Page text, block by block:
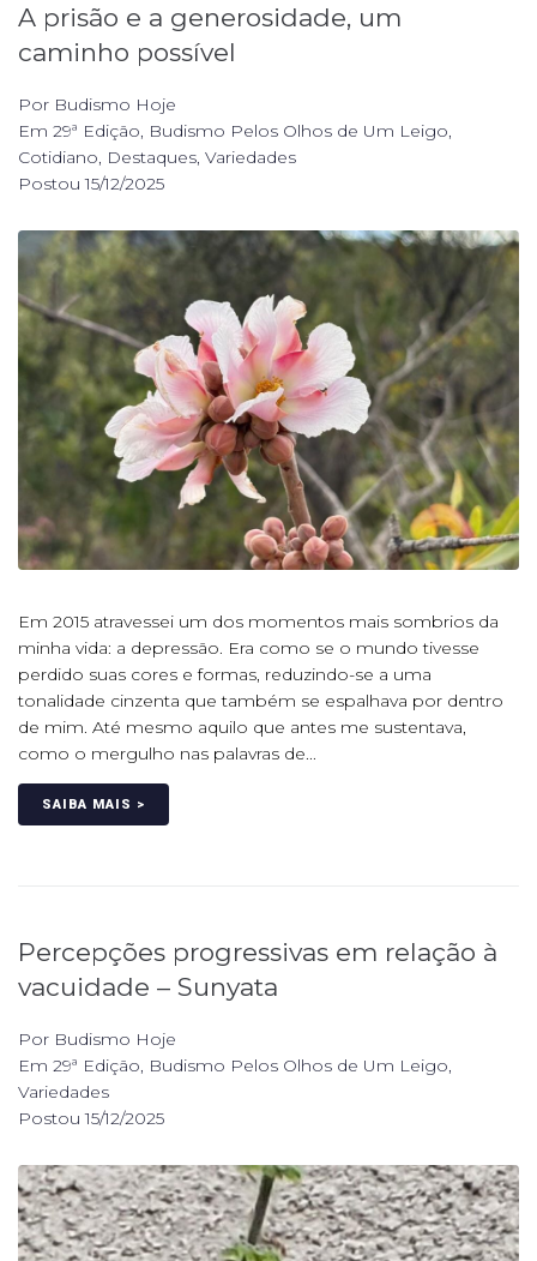
A prisão e a generosidade, um
caminho possível
Por Budismo Hoje
Em 29ª Edição Budismo Pelos Olhos de Um Leigo
Cotidiano Destaques Variedades
Postou15/12/2025
Em 2015 atravessei um dos momentos mais sombrios da
minha vida: a depressão. Era como se o mundo tivesse
perdido suas cores e formas, reduzindo-se a uma
tonalidade cinzenta que também se espalhava por dentro
de mim. Até mesmo aquilo que antes me sustentava,
como o mergulho nas palavras de...
SAIBA MAIS >
Percepções progressivas em relação à
vacuidade – Sunyata
Por Budismo Hoje
Em 29ª Edição Budismo Pelos Olhos de Um Leigo
Variedades
Postou15/12/2025